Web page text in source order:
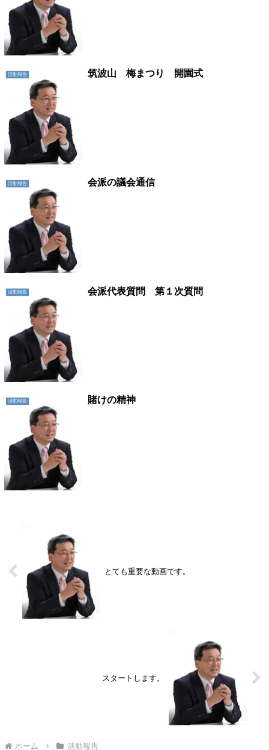
活動報告 筑波山 梅まつり 開園式
活動報告 会派の議会通信
活動報告 会派代表質問 第１次質問
活動報告 賭けの精神
とても重要な動画です。
スタートします。
ホーム 活動報告